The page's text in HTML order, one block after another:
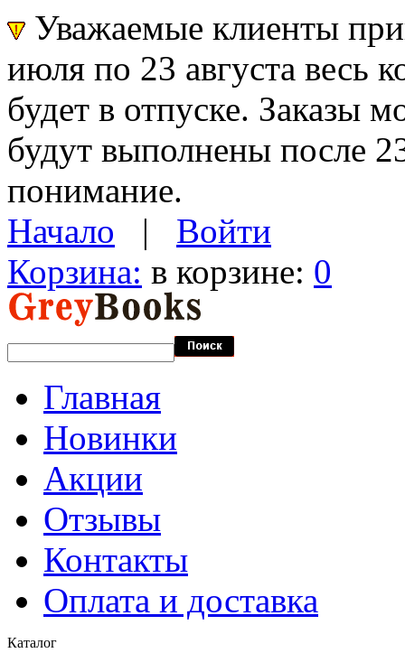
Уважаемые клиенты
июля по 23 августа весь
будет в отпуске. Заказы
будут выполнены после
понимание.
Начало | Войти
Корзина: в корзине: 0
Главная
Новинки
Акции
Отзывы
Контакты
Оплата и доставка
Каталог